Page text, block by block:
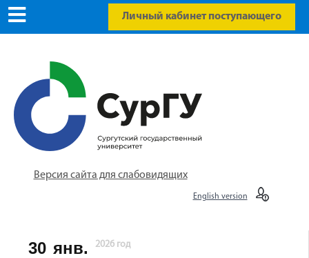
Личный кабинет поступающего
Версия сайта для слабовидящих
English version
30 янв. 2026 год